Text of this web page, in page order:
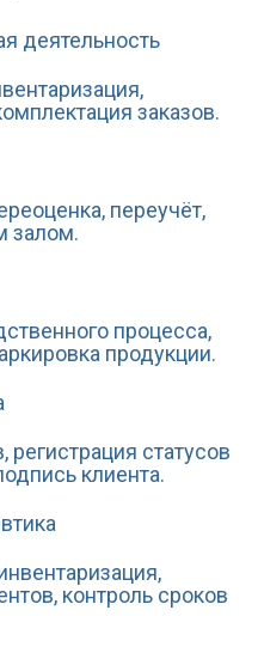
деятельность
заказов.
переучёт,
залом.
процесса,
продукции.
регистрация статусов
клиента.
контроль сроков